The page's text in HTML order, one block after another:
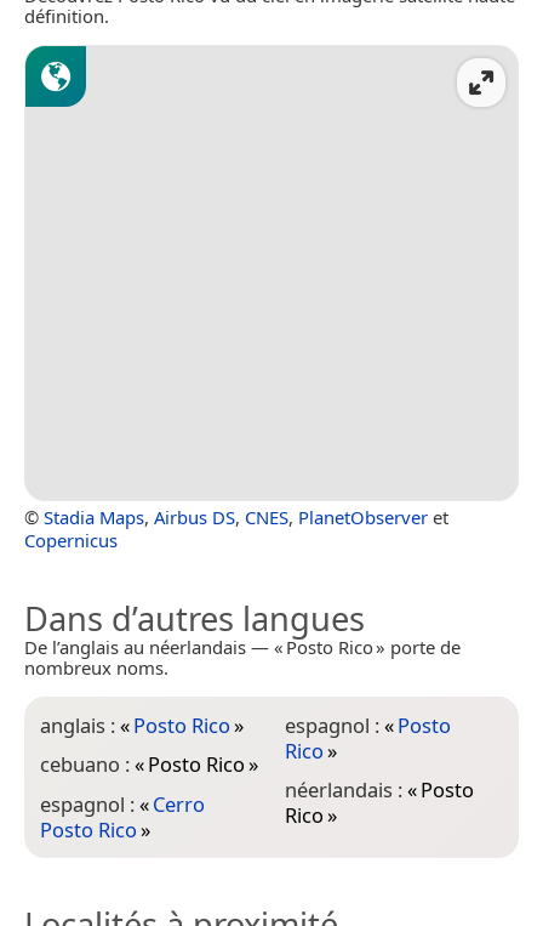
définition.
© Stadia Maps, Airbus DS, CNES, PlanetObserver et
Copernicus
Dans d’autres langues
De l’anglais au néerlandais — « Posto Rico » porte de
nombreux noms.
anglais :«Posto Rico»
cebuano :«Posto Rico»
espagnol :«Cerro
Posto Rico»
espagnol :«Posto
Rico»
néerlandais :«Posto
Rico»